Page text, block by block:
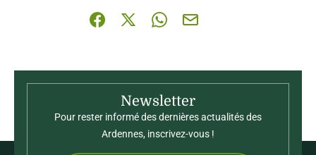
Partager sur Facebook (nouvelle fenêtre)
Partager sur X / Twitter (nouvelle
Partager sur WhatsApp
Partager par mail
Newsletter
Pour rester informé des dernières actualités des
Ardennes, inscrivez-vous !